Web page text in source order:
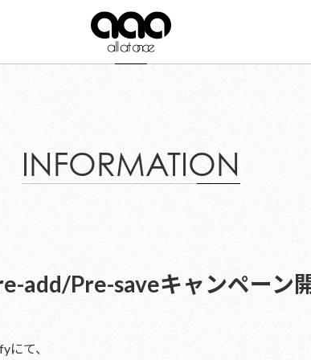
INFORMATION
add/Pre-saveキャンペーン
にて、